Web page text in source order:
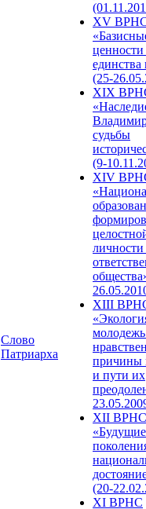
Слово
Патриарха
XV
единства
(25-
XIX
судьбы
(9-
XIV
XIII
причины
и пути их
XII ВРНС
«Будущие
(20-
XI ВРНС